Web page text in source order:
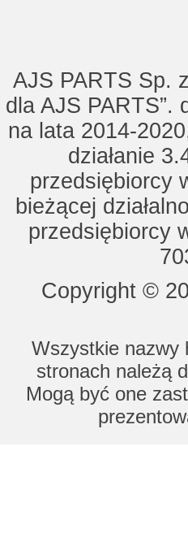
AJS PARTS Sp.
dla AJS PARTS”.
na lata 2014-
działanie
przedsiębiorcy
bieżącej
przedsiębiorcy
Copyright ©
Wszystkie nazwy
stronach należą
Mogą być one